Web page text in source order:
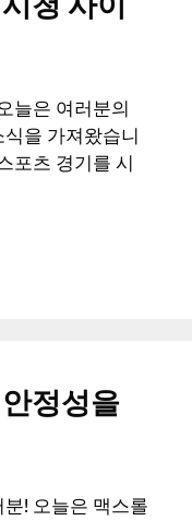
늘은 여러분의
을 가져왔습니
포츠 경기를 시
정성을
! 오늘은 맥스롤